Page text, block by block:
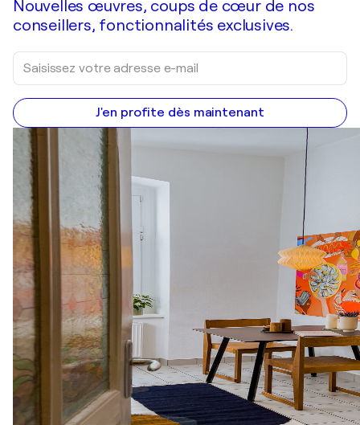
Nouvelles œuvres, coups de cœur de nos
conseillers, fonctionnalités exclusives.
J'en profite dès maintenant